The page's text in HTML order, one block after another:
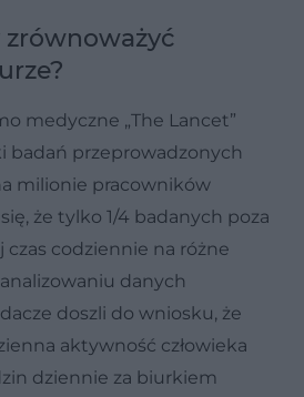
zrównoważyć
medyczne „The Lancet”
badań przeprowadzonych
milionie pracowników
że tylko 1/4 badanych poza
czas codziennie na różne
danych
doszli do wniosku, że
aktywność człowieka
dziennie za biurkiem